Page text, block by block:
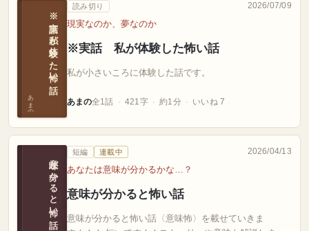
※実話 私が体験した怖い話
あまの
読み切り 2026/07/09
現実なのか、夢なのか
※実話 私が体験した怖い話
私が小さいころに体験した話です。
あまの全1話 421字 約1分 いいね 7
意味が分かると怖い話
短編 連載中 2026/04/13
あなたは意味が分かるかな…？
意味が分かると怖い話
意味が分かると怖い話〈意味怖〉を載せていきま